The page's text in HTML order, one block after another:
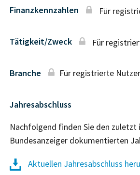
Finanzkennzahlen Für
Tätigkeit/Zweck Für
Branche Für registrierte Nutzer
Jahresabschluss
Nachfolgend finden Sie den zuletzt
Bundesanzeiger dokumentierten
Aktuellen Jahresabschluss